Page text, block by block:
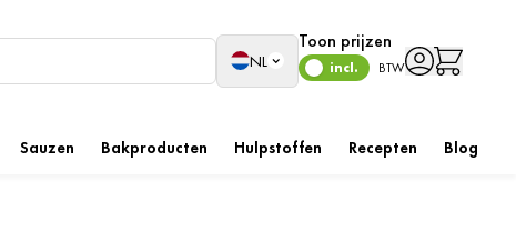
Taal
NL
Toon prijzen
incl. BTW
Sauzen Bakproducten Hulpstoffen Recepten Blog